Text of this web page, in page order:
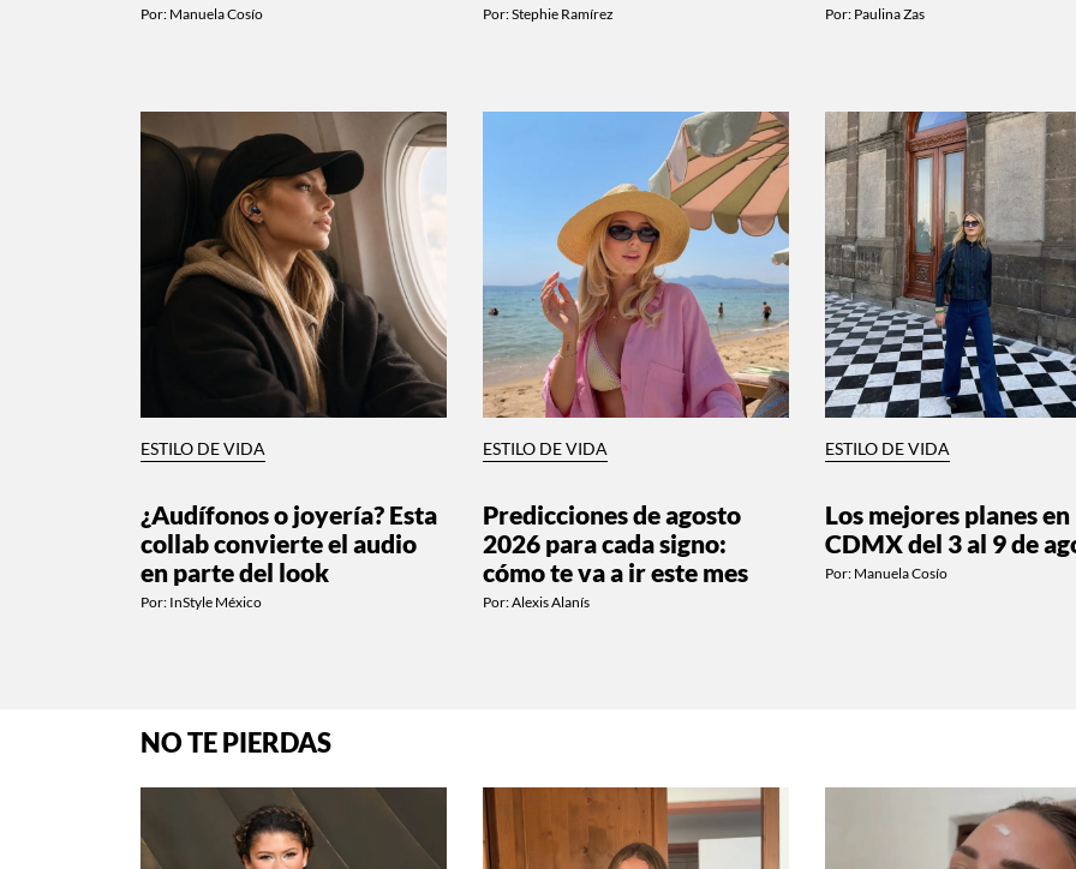
Por: Manuela Cosío Por:Stephie Ramírez Por: Paulina Zas
ESTILO DE VIDA
¿Audífonos o joyería? Esta
collab convierte el audio
en parte del look
Por: InStyle México
ESTILO DE VIDA
Predicciones de agosto
2026 para cada signo:
cómo te va a ir este mes
Por:Alexis Alanís
ESTILO DE VIDA
Los mejores planes en
CDMX del 3 al 9 de
Por: Manuela Cosío
NO TE PIERDAS